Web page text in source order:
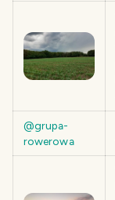
@grupa-
rowerowa